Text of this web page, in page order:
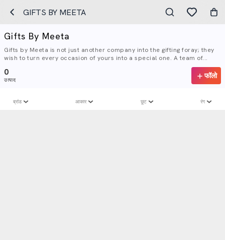
GIFTS BY MEETA
Gifts By Meeta
Gifts by Meeta is not just another company into the gifting foray; they
wish to turn every occasion of yours into a special one. A team of...
0
उत्पाद फॉलो
ब्रांड आकार छूट रंग